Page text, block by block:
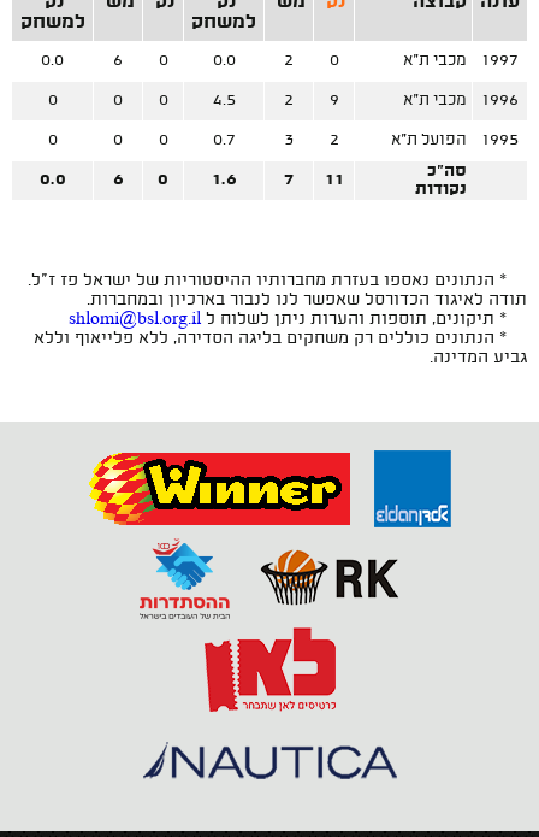
למשחק
למשחק
1997 מכבי ת"א 0
2
0.0
0
6
0.0
1996 מכבי ת"א 9
2
4.5
0
0
0
1995 הפועל ת"א 2
3
0.7
0
0
0
סה"כ
נקודות
11
7
1.6
0
6
0.0
* הנתונים נאספו בעזרת מחברותיו ההיסטוריות של ישראל פז ז"ל.
תודה לאיגוד הכדורסל שאפשר לנו לנבור בארכיון ובמחברות.
* תיקונים, תוספות והערות ניתן לשלוח ל shlomi@bsl.org.il
* הנתונים כוללים רק משחקים בליגה הסדירה, ללא פלייאוף וללא
גביע המדינה.